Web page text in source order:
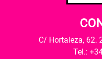
C/ Hortaleza, 62.
Tel.: